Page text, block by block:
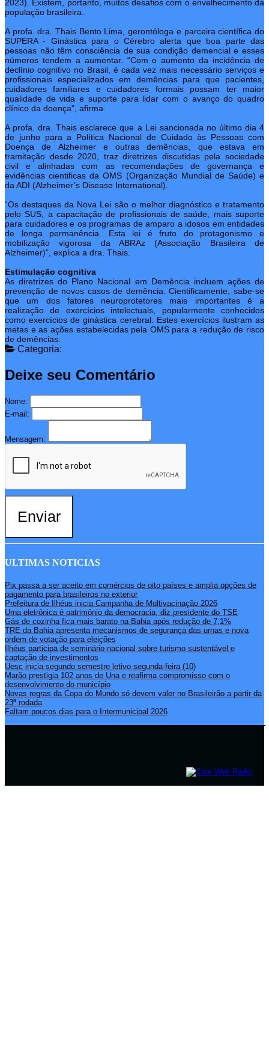
2023). Existem, portanto, muitos desafios com o envelhecimento da
população brasileira.
A profa. dra. Thais Bento Lima, gerontóloga e parceira científica do
SUPERA - Ginástica para o Cérebro alerta que boa parte das
pessoas não têm consciência de sua condição demencial e esses
números tendem a aumentar. “Com o aumento da incidência de
declínio cognitivo no Brasil, é cada vez mais necessário serviços e
profissionais especializados em demências para que pacientes,
cuidadores familiares e cuidadores formais possam ter maior
qualidade de vida e suporte para lidar com o avanço do quadro
clínico da doença”, afirma.
A profa. dra. Thais esclarece que a Lei sancionada no último dia 4
de junho para a Política Nacional de Cuidado às Pessoas com
Doença de Alzheimer e outras demências, que estava em
tramitação desde 2020, traz diretrizes discutidas pela sociedade
civil e alinhadas com as recomendações de governança e
evidências cientificas da OMS (Organização Mundial de Saúde) e
da ADI (Alzheimer’s Disease International).
“Os destaques da Nova Lei são o melhor diagnóstico e tratamento
pelo SUS, a capacitação de profissionais de saúde, mais suporte
para cuidadores e os programas de amparo a idosos em entidades
de longa permanência. Esta lei é fruto do protagonismo e
mobilização vigorosa da ABRAz (Associação Brasileira de
Alzheimer)”, explica a dra. Thais.
Estimulação cognitiva
As diretrizes do Plano Nacional em Demência incluem ações de
prevenção de novos casos de demência. Cientificamente, sabe-se
que um dos fatores neuroprotetores mais importantes é a
realização de exercícios intelectuais, popularmente conhecidos
como exercícios de ginástica cerebral. Estes exercícios ilustram as
metas e as ações estabelecidas pela OMS para a redução de risco
de demências.
Categoria:
Deixe seu Comentário
Nome:
E-mail:
Mensagem:
Enviar
ULTIMAS NOTICIAS
Pix passa a ser aceito em comércios de oito países e amplia opções de
pagamento para brasileiros no exterior
Prefeitura de Ilhéus inicia Campanha de Multivacinação 2026
Urna eletrônica é patrimônio da democracia, diz presidente do TSE
Gás de cozinha fica mais barato na Bahia após redução de 7,1%
TRE da Bahia apresenta mecanismos de segurança das urnas e nova
ordem de votação para eleições
Ilhéus participa de seminário nacional sobre turismo sustentável e
captação de investimentos
Uesc inicia segundo semestre letivo segunda-feira (10)
Marão prestigia 102 anos de Una e reafirma compromisso com o
desenvolvimento do município
Novas regras da Copa do Mundo só devem valer no Brasileirão a partir da
23ª rodada
Faltam poucos dias para o Intermunicipal 2026